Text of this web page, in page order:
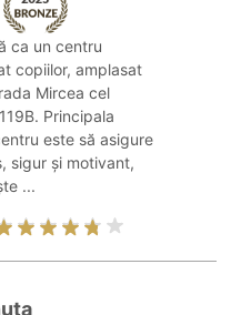
ca un centru
copiilor, amplasat
Mircea cel
Principala
este să asigure
sigur și motivant,
...